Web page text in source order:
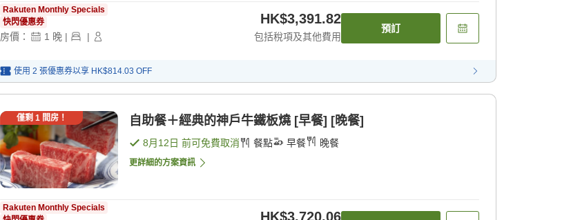
Rakuten Monthly Specials
快閃優惠券
房價： 1 晚 | |
HK$3,391.82
包括稅項及其他費用
預訂
使用 2 張優惠券以享 HK$814.03 OFF
僅剩 1間房！ 自助餐＋經典的神戶牛鐵板燒 [早餐] [晚餐]
8月12日 前可免費取消 餐點 早餐 晚餐
更詳細的方案資訊
Rakuten Monthly Specials
HK$3,720.06